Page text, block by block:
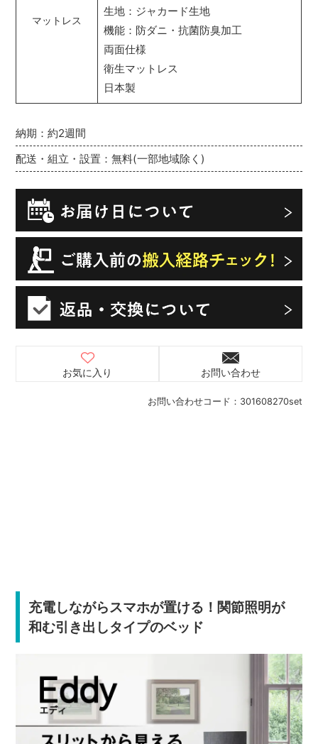
お問い合わせコード： 301608270set
納期：約2週間
配送・組立・設置：無料(一部地域除く)
お気に入り お問い合わせ
充電しながらスマホが置ける！関節照明が
和む引き出しタイプのベッド
マットレス
生地：ジャカード生地
機能：防ダニ・抗菌防臭加工
両面仕様
衛生マットレス
日本製